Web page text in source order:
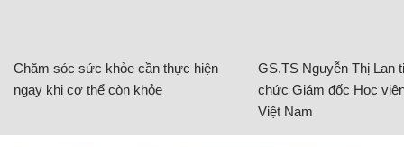
Chăm sóc sức khỏe cần thực hiện
ngay khi cơ thể còn khỏe
GS.TS Nguyễn Thị Lan
chức Giám đốc Học
Việt Nam